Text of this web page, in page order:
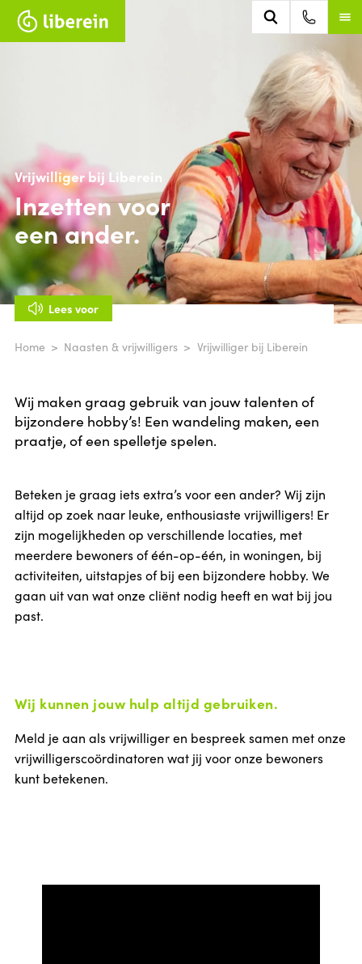
Vrijwilliger bij Liberein
Inzetten voor
een ander.
Lees voor
Home Naasten & vrijwilligers Vrijwilliger bij Liberein
Wij maken graag gebruik van jouw talenten of
bijzondere hobby’s! Een wandeling maken, een
praatje, of een spelletje spelen.
Beteken je graag iets extra’s voor een ander? Wij zijn
altijd op zoek naar leuke, enthousiaste vrijwilligers! Er
zijn mogelijkheden op verschillende locaties, met
meerdere bewoners of één-op-één, in woningen, bij
activiteiten, uitstapjes of bij een bijzondere hobby. We
gaan uit van wat onze cliënt nodig heeft en wat bij jou
past.
Wij kunnen jouw hulp altijd gebruiken.
Meld je aan als vrijwilliger en bespreek samen met onze
vrijwilligerscoördinatoren wat jij voor onze bewoners
kunt betekenen.